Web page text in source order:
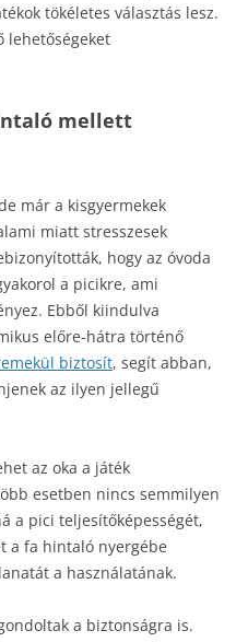
tökéletes választás lesz.
lehetőségeket
mellett
már a kisgyermekek
miatt stresszesek
hogy az óvoda
a picikre, ami
Ebből kiindulva
előre-hátra történő
biztosít, segít abban,
az ilyen jellegű
az oka a játék
esetben nincs semmilyen
a pici teljesítőképességét,
a fa hintaló nyergébe
a használatának.
a biztonságra is.